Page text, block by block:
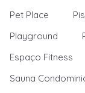
Pet Place
Playground
Espaço Fitness
Sauna